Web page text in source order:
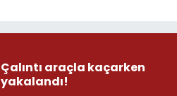
Çalıntı araçla kaçarken
yakalandı!